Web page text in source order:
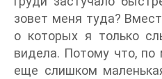
зовет меня туда?
о которых я только
видела. Потому что,
еще слишком